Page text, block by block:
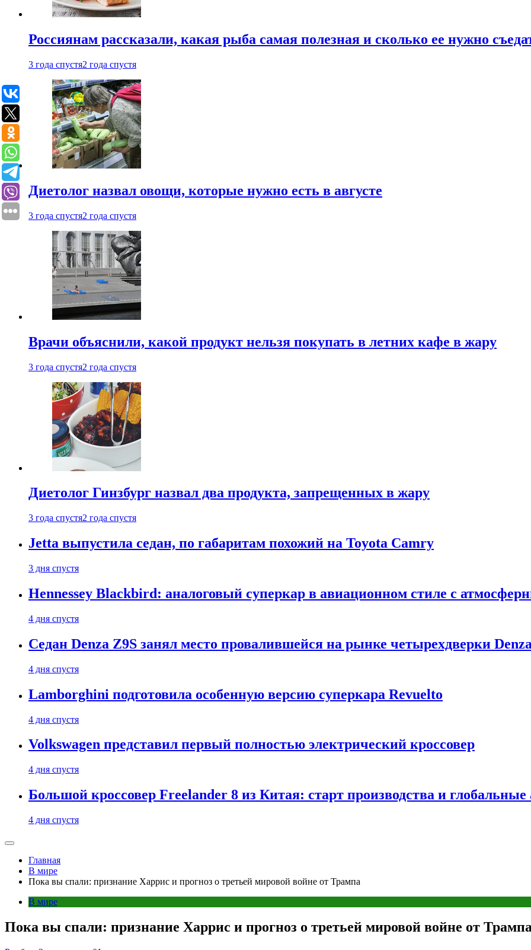
Россиянам рассказали, какая рыба самая полезная и сколько ее нужно
3 года спустя2 года спустя
Диетолог назвал овощи, которые нужно есть в августе
3 года спустя2 года спустя
Врачи объяснили, какой продукт нельзя покупать в летних кафе в жару
3 года спустя2 года спустя
Диетолог Гинзбург назвал два продукта, запрещенных в жару
3 года спустя2 года спустя
Jetta выпустила седан, по габаритам похожий на Toyota Camry
3 дня спустя
Hennessey Blackbird: аналоговый суперкар в авиационном стиле с
4 дня спустя
Седан Denza Z9S занял место провалившейся на рынке четырехдверки
4 дня спустя
Lamborghini подготовила особенную версию суперкара Revuelto
4 дня спустя
Volkswagen представил первый полностью электрический кроссовер
4 дня спустя
Большой кроссовер Freelander 8 из Китая: старт производства и
4 дня спустя
Главная
В мире
Пока вы спали: признание Харрис и прогноз о третьей мировой войне от Трампа
В мире
Пока вы спали: признание Харрис и прогноз о третьей мировой войне от